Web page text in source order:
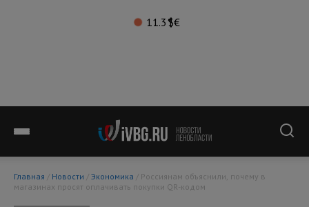
11.3°$€
Главная / Новости / Экономика
магазинах просят оплачивать покупки QR-кодом